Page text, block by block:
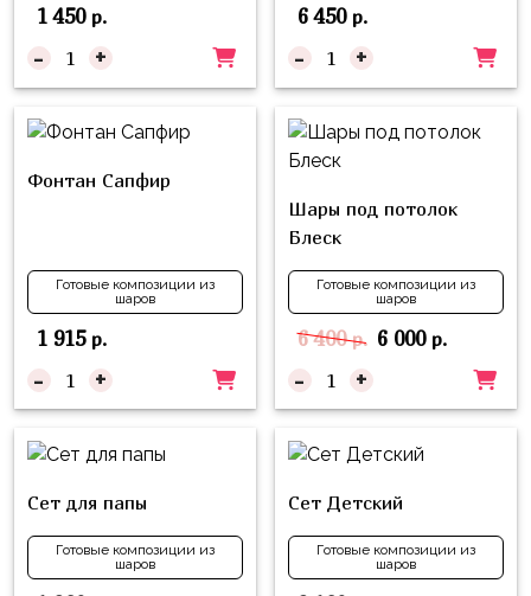
1 450р.
- +
6 450р.
- +
Фонтан Сапфир
Готовые композиции из
шаров
1 915р.
- +
Шары под потолок
Блеск
Готовые композиции из
шаров
6 400р. 6 000р.
- +
Сет для папы
Готовые композиции из
шаров
Сет Детский
Готовые композиции из
шаров
шар
Буквы
праздника
Сервировка
ободки
Гудки
Принцессы
Микки
и
Минни
Для
Папы,
Тропики
Гарри
Единороги